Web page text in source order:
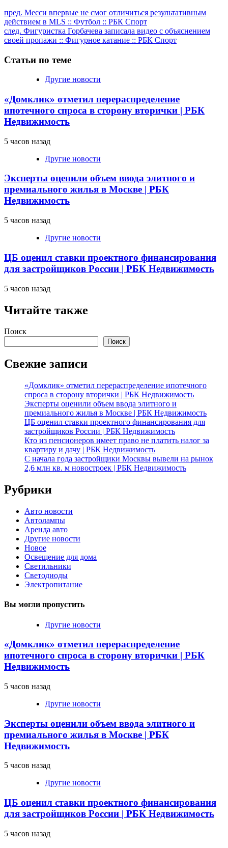
Продолжить
чтение
пред. Месси впервые не смог отличиться результативным
действием в MLS :: Футбол :: РБК Спорт
след. Фигуристка Горбачева записала видео с объяснением
своей пропажи :: Фигурное катание :: РБК Спорт
Статьи по теме
Другие новости
«Домклик» отметил перераспределение
ипотечного спроса в сторону вторички | РБК
Недвижимость
5 часов назад
Другие новости
Эксперты оценили объем ввода элитного и
премиального жилья в Москве | РБК
Недвижимость
5 часов назад
Другие новости
ЦБ оценил ставки проектного финансирования
для застройщиков России | РБК Недвижимость
5 часов назад
Читайте также
Поиск
Поиск
Свежие записи
«Домклик» отметил перераспределение ипотечного
спроса в сторону вторички | РБК Недвижимость
Эксперты оценили объем ввода элитного и
премиального жилья в Москве | РБК Недвижимость
ЦБ оценил ставки проектного финансирования для
застройщиков России | РБК Недвижимость
Кто из пенсионеров имеет право не платить налог за
квартиру и дачу | РБК Недвижимость
С начала года застройщики Москвы вывели на рынок
2,6 млн кв. м новостроек | РБК Недвижимость
Рубрики
Авто новости
Автолампы
Аренда авто
Другие новости
Новое
Освещение для дома
Светильники
Светодиоды
Электропитание
Вы могли пропустить
Другие новости
«Домклик» отметил перераспределение
ипотечного спроса в сторону вторички | РБК
Недвижимость
5 часов назад
Другие новости
Эксперты оценили объем ввода элитного и
премиального жилья в Москве | РБК
Недвижимость
5 часов назад
Другие новости
ЦБ оценил ставки проектного финансирования
для застройщиков России | РБК Недвижимость
5 часов назад